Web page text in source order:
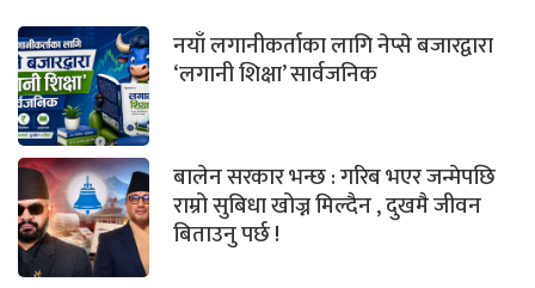
नयाँ लगानीकर्ताका लागि नेप्से बजारद्वारा
‘लगानी शिक्षा’ सार्वजनिक
बालेन सरकार भन्छ : गरिब भएर जन्मेपछि
राम्रो सुबिधा खोज्न मिल्दैन , दुखमै जीवन
बिताउनु पर्छ !